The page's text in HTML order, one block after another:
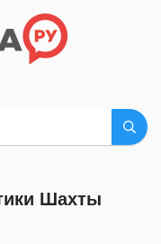
Шахты